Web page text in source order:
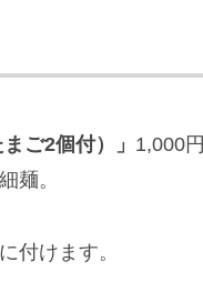
ご2個付）」 1,000円
麺。
付けます。